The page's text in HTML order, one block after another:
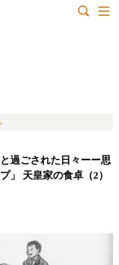
過ごされた日々ーー思
」 天皇家の食卓（2）